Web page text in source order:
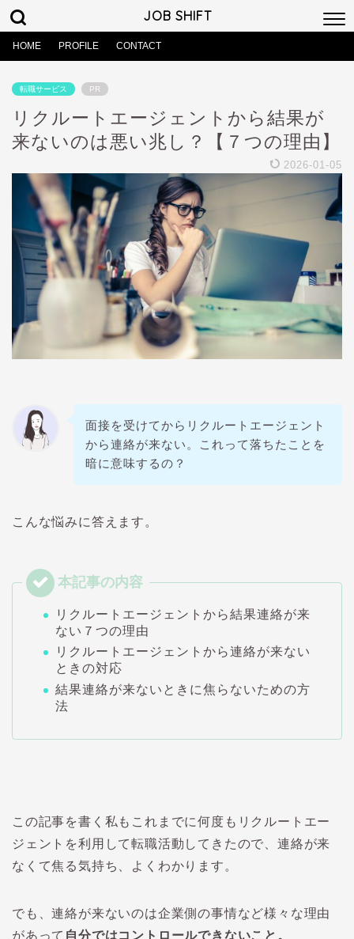
JOB SHIFT
HOME PROFILE CONTACT
転職サービス PR
リクルートエージェントから結果が
来ないのは悪い兆し？【７つの理由】
2026-01-05
面接を受けてからリクルートエージェント
から連絡が来ない。これって落ちたことを
暗に意味するの？
こんな悩みに答えます。
リクルートエージェントから結果連絡が来
ない７つの理由
リクルートエージェントから連絡が来ない
ときの対応
結果連絡が来ないときに焦らないための方
法
この記事を書く私もこれまでに何度もリクルートエー
ジェントを利用して転職活動してきたので、連絡が来
なくて焦る気持ち、よくわかります。
でも、連絡が来ないのは企業側の事情など様々な理由
があって 自分ではコントロールできないこと。